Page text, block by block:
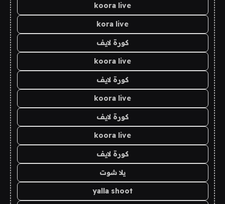
koora live
kora live
كورة لايف
koora live
كورة لايف
koora live
كورة لايف
koora live
كورة لايف
يلا شوت
yalla shoot